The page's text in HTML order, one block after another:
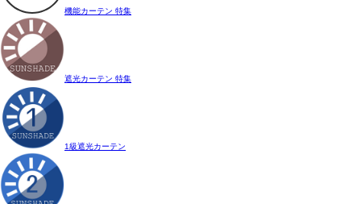
機能カーテン 特集
遮光カーテン 特集
1級遮光カーテン